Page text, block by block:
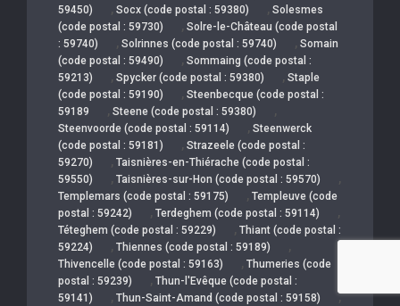
59450)
, Socx (code postal : 59380) , Solesmes
(code postal : 59730)
, Solre-le-Château (code postal
: 59740)
, Solrinnes (code postal : 59740) , Somain
(code postal : 59490)
, Sommaing (code postal :
59213)
, Spycker (code postal : 59380) , Staple
(code postal : 59190)
, Steenbecque (code postal :
59189
, Steene (code postal : 59380) ,
Steenvoorde (code postal : 59114) , Steenwerck
(code postal : 59181)
, Strazeele (code postal :
59270)
, Taisnières-en-Thiérache (code postal :
59550)
, Taisnières-sur-Hon (code postal : 59570) ,
Templemars (code postal : 59175) , Templeuve (code
postal : 59242)
, Terdeghem (code postal : 59114) ,
Téteghem (code postal : 59229) , Thiant (code postal :
59224)
, Thiennes (code postal : 59189) ,
Thivencelle (code postal : 59163) , Thumeries (code
postal : 59239)
, Thun-l'Evêque (code postal :
59141)
, Thun-Saint-Amand (code postal : 59158) ,